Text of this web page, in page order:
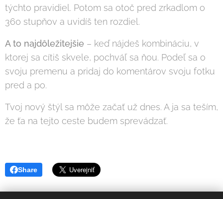
týchto pravidiel. Potom sa otoč pred zrkadlom o
360 stupňov a uvidíš ten rozdiel.
A to najdôležitejšie – keď nájdeš kombináciu, v
ktorej sa cítiš skvele, pochváľ sa ňou. Podeľ sa o
svoju premenu a pridaj do komentárov svoju fotku
pred a po.
Tvoj nový štýl sa môže začať už dnes. A ja sa teším,
že ťa na tejto ceste budem sprevádzať.
Share